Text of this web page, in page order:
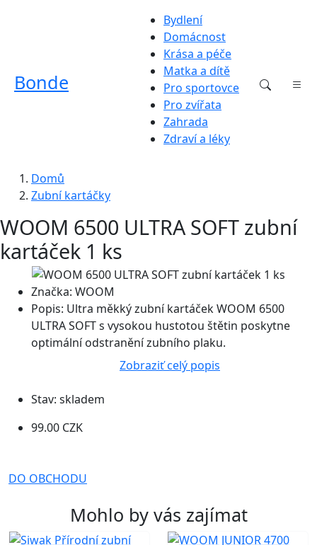
Bonde
Bydlení
Domácnost
Krása a péče
Matka a dítě
Pro sportovce
Pro zvířata
Zahrada
Zdraví a léky
Domů
Zubní kartáčky
WOOM 6500 ULTRA SOFT zubní
kartáček 1 ks
Značka: WOOM
Popis: Ultra měkký zubní kartáček WOOM 6500
ULTRA SOFT s vysokou hustotou štětin poskytne
optimální odstranění zubního plaku.
Zobraziť celý popis
Stav: skladem
99.00 CZK
DO OBCHODU
Mohlo by vás zajímat